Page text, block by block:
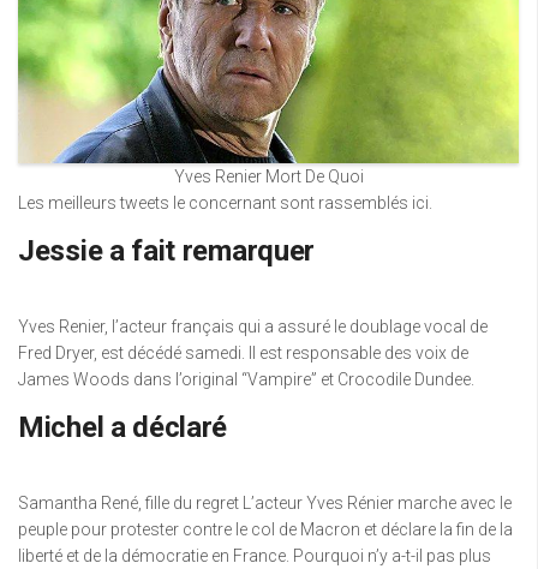
Yves Renier Mort De Quoi
Les meilleurs tweets le concernant sont rassemblés ici.
Jessie a fait remarquer
Yves Renier, l’acteur français qui a assuré le doublage vocal de
Fred Dryer, est décédé samedi. Il est responsable des voix de
James Woods dans l’original “Vampire” et Crocodile Dundee.
Michel a déclaré
Samantha René, fille du regret L’acteur Yves Rénier marche avec le
peuple pour protester contre le col de Macron et déclare la fin de la
liberté et de la démocratie en France. Pourquoi n’y a-t-il pas plus